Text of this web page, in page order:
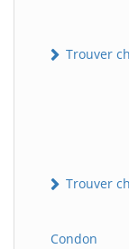
Trouver
Trouver
Condon